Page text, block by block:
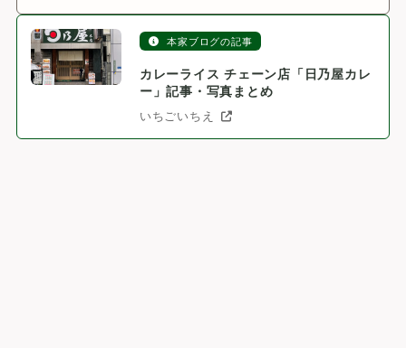
本家ブログの記事
カレーライス チェーン店「日乃屋カレ
ー」記事・写真まとめ
いちごいちえ